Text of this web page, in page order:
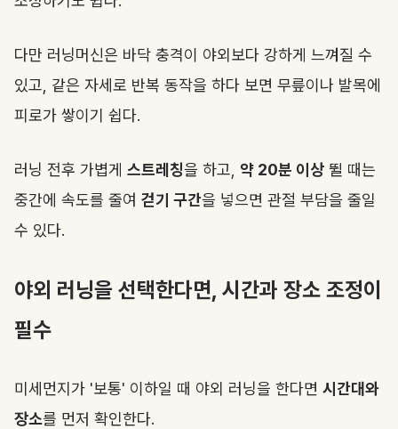
다만 러닝머신은 바닥 충격이 야외보다 강하게 느껴질 수
있고, 같은 자세로 반복 동작을 하다 보면 무릎이나 발목에
피로가 쌓이기 쉽다.
러닝 전후 가볍게 스트레칭을 하고, 약 20분 이상 뛸 때는
중간에 속도를 줄여 걷기 구간을 넣으면 관절 부담을 줄일
수 있다.
야외 러닝을 선택한다면, 시간과 장소 조정이
필수
미세먼지가 '보통' 이하일 때 야외 러닝을 한다면 시간대와
장소를 먼저 확인한다.